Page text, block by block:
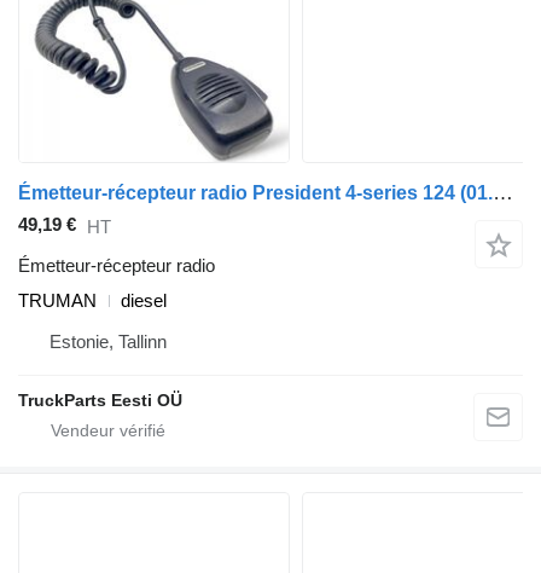
Émetteur-récepteur radio President 4-series 124 (01.95-12.04) TRUMAN pour tracteur routier Scania 4-series (1995-2006)
49,19 € HT
Émetteur-récepteur radio
TRUMAN
diesel
Estonie, Tallinn
TruckParts Eesti OÜ